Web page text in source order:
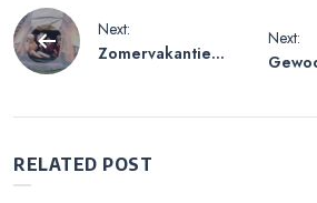
Bericht
navigatie
Next:
Zomervakantie
Next:
RELATED POST